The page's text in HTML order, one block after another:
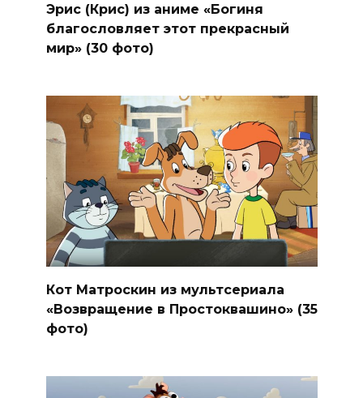
Эрис (Крис) из аниме «Богиня
благословляет этот прекрасный
мир» (30 фото)
Кот Матроскин из мультсериала
«Возвращение в Простоквашино» (35
фото)